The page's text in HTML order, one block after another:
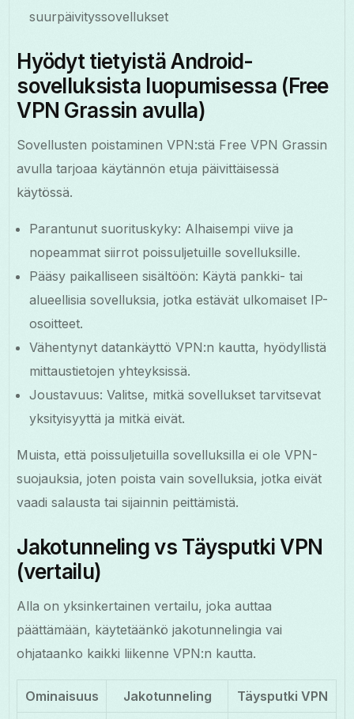
suurpäivityssovellukset
Hyödyt tietyistä Android-
sovelluksista luopumisessa (Free
VPN Grassin avulla)
Sovellusten poistaminen VPN:stä Free VPN Grassin
avulla tarjoaa käytännön etuja päivittäisessä
käytössä.
Parantunut suorituskyky: Alhaisempi viive ja
nopeammat siirrot poissuljetuille sovelluksille.
Pääsy paikalliseen sisältöön: Käytä pankki- tai
alueellisia sovelluksia, jotka estävät ulkomaiset IP-
osoitteet.
Vähentynyt datankäyttö VPN:n kautta, hyödyllistä
mittaustietojen yhteyksissä.
Joustavuus: Valitse, mitkä sovellukset tarvitsevat
yksityisyyttä ja mitkä eivät.
Muista, että poissuljetuilla sovelluksilla ei ole VPN-
suojauksia, joten poista vain sovelluksia, jotka eivät
vaadi salausta tai sijainnin peittämistä.
Jakotunneling vs Täysputki VPN
(vertailu)
Alla on yksinkertainen vertailu, joka auttaa
päättämään, käytetäänkö jakotunnelingia vai
ohjataanko kaikki liikenne VPN:n kautta.
Ominaisuus Jakotunneling Täysputki VPN